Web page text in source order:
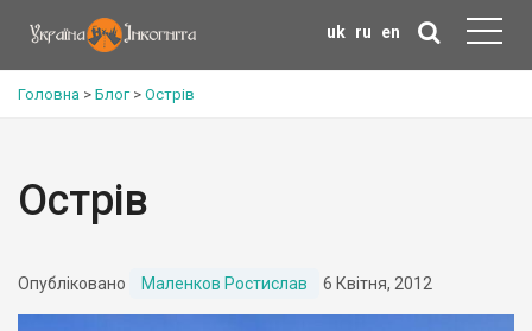
uk ru en
Головна > Блог> Острів
Острів
Опубліковано Маленков Ростислав 6 Квітня, 2012